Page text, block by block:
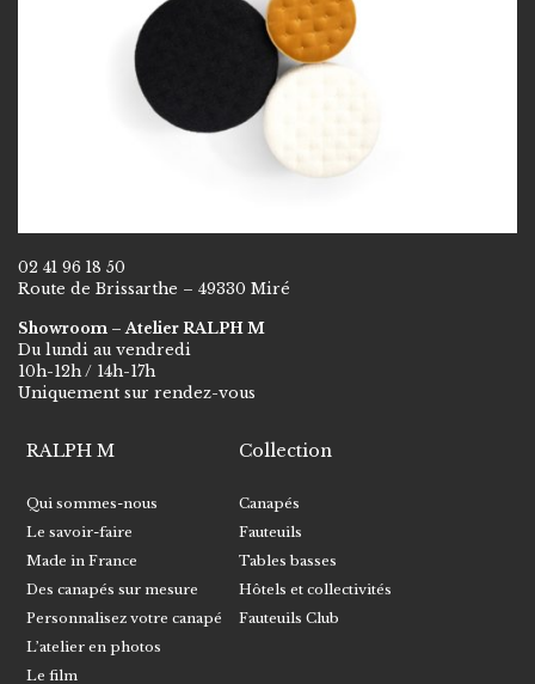
02 41 96 18 50
Route de Brissarthe – 49330 Miré
Showroom – Atelier RALPH M
Du lundi au vendredi
10h-12h / 14h-17h
Uniquement sur rendez-vous
RALPH M
Qui sommes-nous
Le savoir-faire
Made in France
Des canapés sur mesure
Personnalisez votre canapé
L’atelier en photos
Le film
Collection
Canapés
Fauteuils
Tables basses
Hôtels et collectivités
Fauteuils Club